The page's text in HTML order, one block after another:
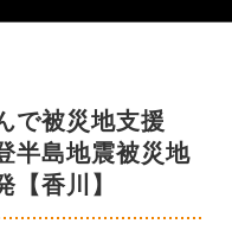
で被災地支援
半島地震被災地
【香川】